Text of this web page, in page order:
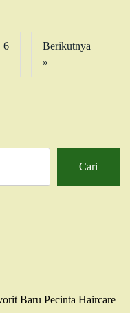
6
Berikutnya
»
Cari
Baru Pecinta Haircare